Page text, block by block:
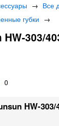
→ Все
губки →
303/
0
HW-303/